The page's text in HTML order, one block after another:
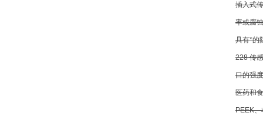
插入式
率或腐
具有*的
228 传
口的强
医药和
PEEK